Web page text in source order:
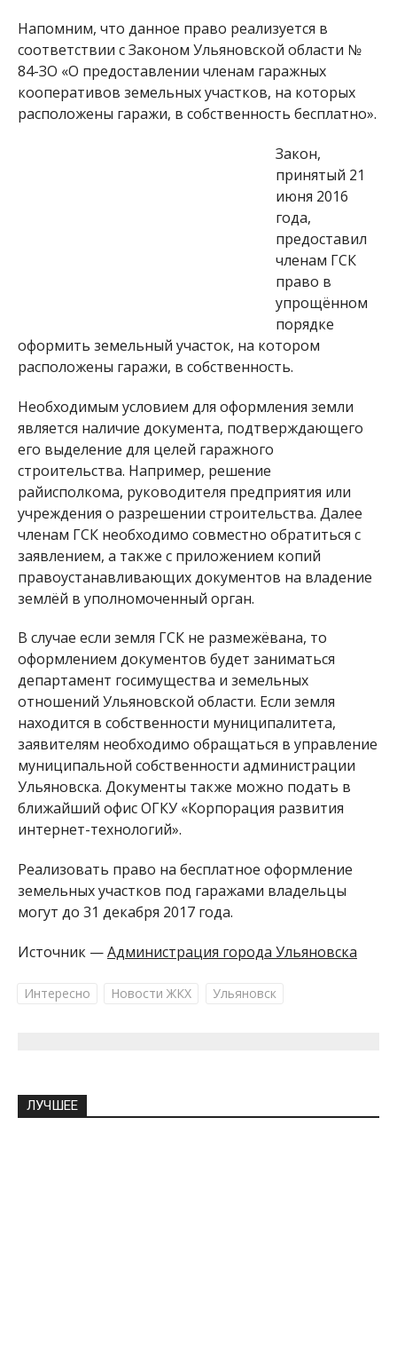
Напомним, что данное право реализуется в
соответствии с Законом Ульяновской области №
84-ЗО «О предоставлении членам гаражных
кооперативов земельных участков, на которых
расположены гаражи, в собственность бесплатно».
Закон,
принятый 21
июня 2016
года,
предоставил
членам ГСК
право в
упрощённом
порядке
оформить земельный участок, на котором
расположены гаражи, в собственность.
Необходимым условием для оформления земли
является наличие документа, подтверждающего
его выделение для целей гаражного
строительства. Например, решение
райисполкома, руководителя предприятия или
учреждения о разрешении строительства. Далее
членам ГСК необходимо совместно обратиться с
заявлением, а также с приложением копий
правоустанавливающих документов на владение
землёй в уполномоченный орган.
В случае если земля ГСК не размежёвана, то
оформлением документов будет заниматься
департамент госимущества и земельных
отношений Ульяновской области. Если земля
находится в собственности муниципалитета,
заявителям необходимо обращаться в управление
муниципальной собственности администрации
Ульяновска. Документы также можно подать в
ближайший офис ОГКУ «Корпорация развития
интернет-технологий».
Реализовать право на бесплатное оформление
земельных участков под гаражами владельцы
могут до 31 декабря 2017 года.
Источник —Администрация города Ульяновска
Интересно Новости ЖКХ Ульяновск
ЛУЧШЕЕ